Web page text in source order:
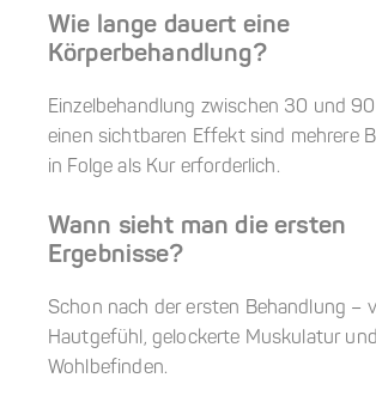
Wie lange dauert eine
Körperbehandlung?
Einzelbehandlung zwischen 30 und
einen sichtbaren Effekt sind mehrere
in Folge als Kur erforderlich.
Wann sieht man die ersten
Ergebnisse?
Schon nach der ersten Behandlung –
Hautgefühl, gelockerte Muskulatur
Wohlbefinden.